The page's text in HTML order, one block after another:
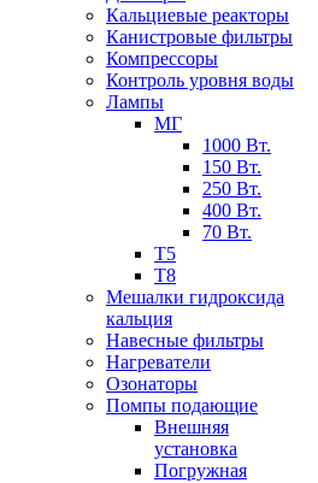
Кальциевые реакторы
Канистровые фильтры
Компрессоры
Контроль уровня воды
Лампы
МГ
1000 Вт.
150 Вт.
250 Вт.
400 Вт.
70 Вт.
Т5
Т8
Мешалки гидроксида
кальция
Навесные фильтры
Нагреватели
Озонаторы
Помпы подающие
Внешняя
установка
Погружная